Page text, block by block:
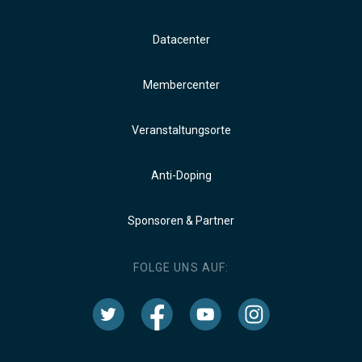
Datacenter
Membercenter
Veranstaltungsorte
Anti-Doping
Sponsoren & Partner
FOLGE UNS AUF: